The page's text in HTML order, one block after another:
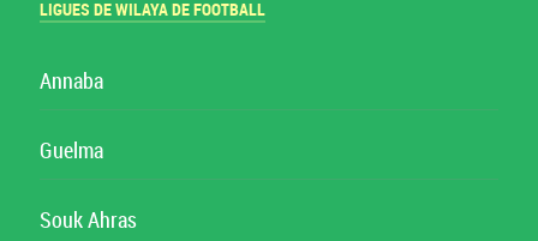
LIGUES DE WILAYA DE FOOTBALL
Annaba
Guelma
Souk Ahras